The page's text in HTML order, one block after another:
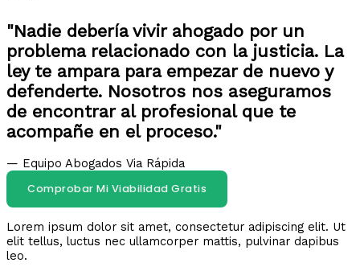
"Nadie debería vivir ahogado por un
problema relacionado con la justicia. La
ley te ampara para empezar de nuevo y
defenderte. Nosotros nos aseguramos
de encontrar al profesional que te
acompañe en el proceso."
— Equipo Abogados Via Rápida
Comprobar Mi Viabilidad Gratis
Lorem ipsum dolor sit amet, consectetur adipiscing elit. Ut
elit tellus, luctus nec ullamcorper mattis, pulvinar dapibus
leo.